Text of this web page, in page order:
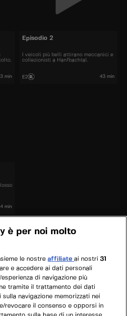
min
Episodio 2
I veicoli più belli attirano meccanici e
collezionisti a Hanfbachtal.
E2 43 min
min
è per noi molto
le nostreaffiliateai nostri31
e accedere ai dati personali
di navigazione più
tramite il trattamento dei dati
navigazione memorizzati nei
revocare il consenso e opporsi in